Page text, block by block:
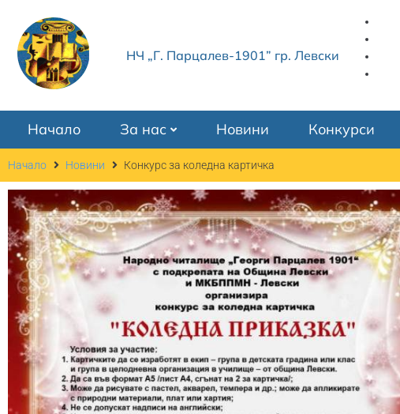
НЧ „Г. Парцалев-1901” гр. Левски
Начало За нас Новини Конкурси
Начало Новини Конкурс за коледна картичка